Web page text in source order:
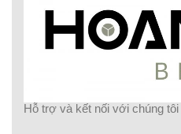
Hỗ trợ và kết nối với chúng tôi